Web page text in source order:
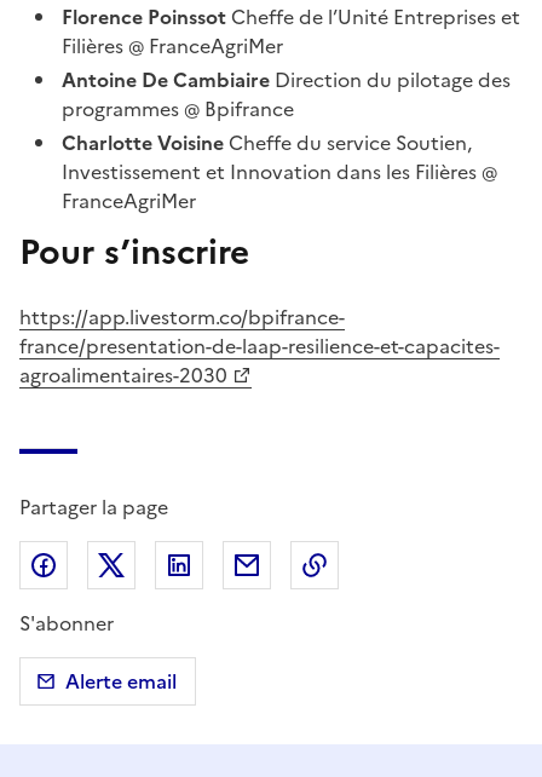
Florence Poinssot Cheffe de l’Unité Entreprises et
Filières @ FranceAgriMer
Antoine De Cambiaire Direction du pilotage des
programmes @ Bpifrance
Charlotte Voisine Cheffe du service Soutien,
Investissement et Innovation dans les Filières @
FranceAgriMer
Pour s’inscrire
https://app.livestorm.co/bpifrance-
france/presentation-de-laap-resilience-et-capacites-
agroalimentaires-2030
Partager la page
Partager sur Facebook
Partager sur X (anciennement Twitter)
Partager sur LinkedIn
Partager par email
S'abonner
Alerte email